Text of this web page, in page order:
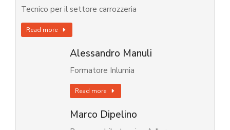
Tecnico per il settore carrozzeria
Read more
Alessandro Manuli
Formatore Inlumia
Read more
Marco Dipelino